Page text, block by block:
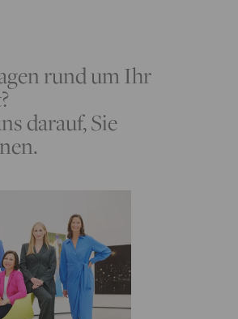
rund um Ihr
darauf, Sie